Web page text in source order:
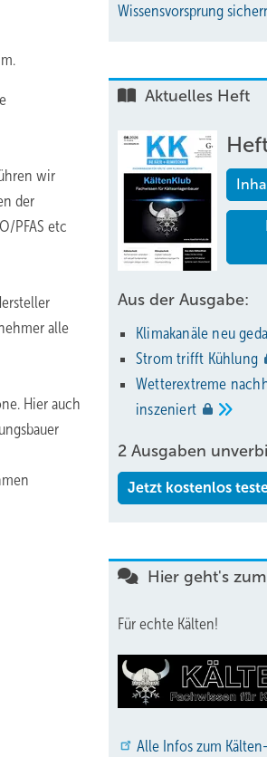
wir
der
PFAS etc
alle
Hier auch
Wissensvorsprung
Aktuelles Heft
Aus der Ausgabe:
Klimakanäle neu
Strom trifft Kühlung
Wetterextreme
inszeniert
2 Ausgaben
Jetzt kostenlos
Hier geht's
Für echte Kälten!
Alle Infos zum